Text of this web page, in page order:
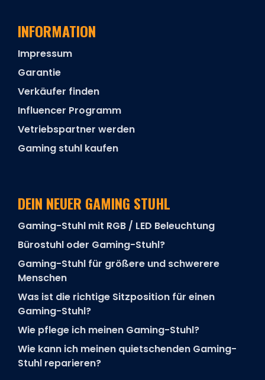
INFORMATION
Impressum
Garantie
Verkäufer finden
Influencer Programm
Vetriebspartner werden
Gaming stuhl kaufen
DEIN NEUER GAMING STUHL
Gaming-Stuhl mit RGB / LED Beleuchtung
Bürostuhl oder Gaming-Stuhl?
Gaming-Stuhl für größere und schwerere
Menschen
Was ist die richtige Sitzposition für einen
Gaming-Stuhl?
Wie pflege ich meinen Gaming-Stuhl?
Wie kann ich meinen quietschenden Gaming-
Stuhl reparieren?